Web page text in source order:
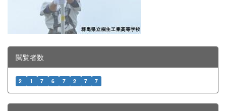
閲覧者数
2 1 7 6 7 2 7 7